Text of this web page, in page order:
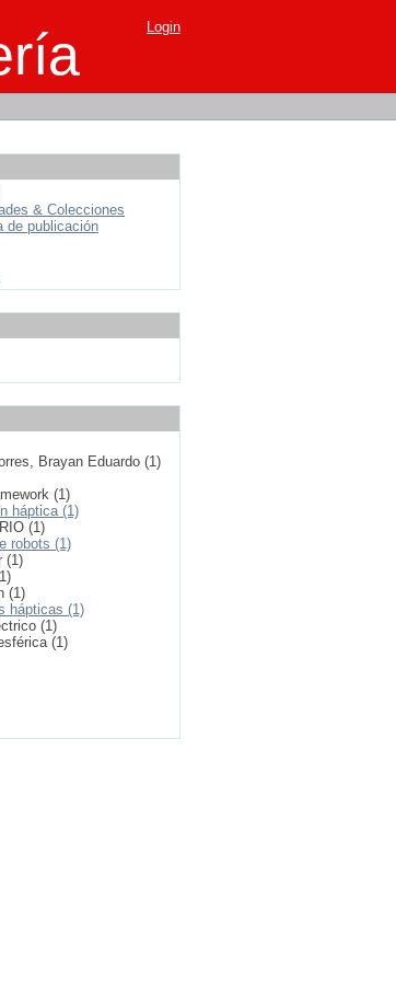
Login
& Colecciones
de publicación
Brayan Eduardo (1)
(1)
háptica (1)
(1)
robots (1)
(1)
(1)
hápticas (1)
(1)
(1)